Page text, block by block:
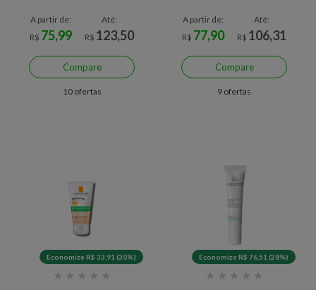
A partir de:
R$ 75,99
Até:
R$ 123,50
Compare
10 ofertas
A partir de:
R$ 77,90
Até:
R$ 106,31
Compare
9 ofertas
Economize R$ 33,91 (30%)
★ ★ ★ ★ ★
Economize R$ 76,51 (28%)
★ ★ ★ ★ ★